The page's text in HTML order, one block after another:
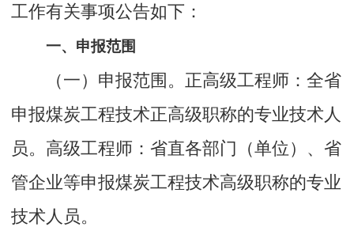
工作有关事项公告如下：
一、申报范围
（一）申报范围。正高级工程师：全省
申报煤炭工程技术正高级职称的专业技术人
员。高级工程师：省直各部门（单位）、省
管企业等申报煤炭工程技术高级职称的专业
技术人员。